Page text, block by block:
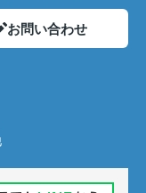
お問い合わせ